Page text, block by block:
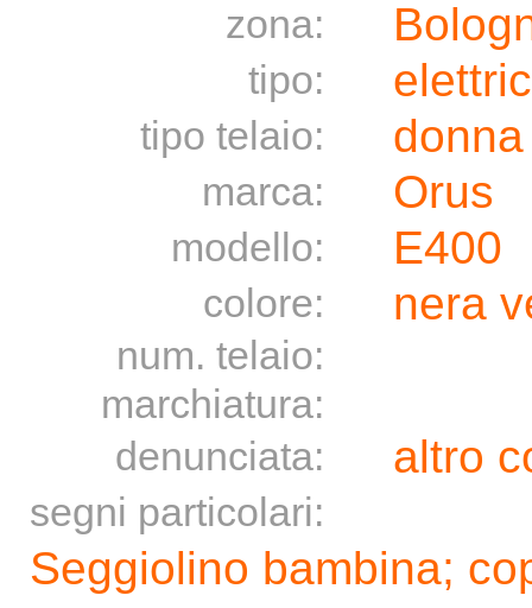
zona:
tipo:
tipo telaio: donna
marca: Orus
modello: E400
colore: nera
num. telaio:
marchiatura:
denunciata:
altro
segni particolari:
Seggiolino bambina;